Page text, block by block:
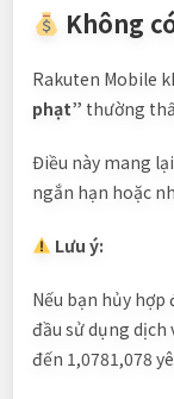
Không
Rakuten Mobile
phạt” thường
Điều này mang
ngắn hạn hoặc
Lưu ý:
Nếu bạn hủy
đầu sử dụng
đến 1,0781,078